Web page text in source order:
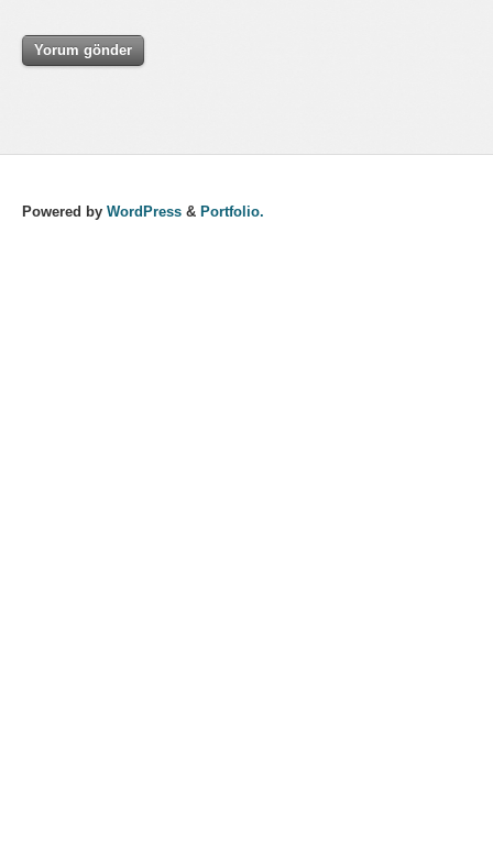
Powered by WordPress & Portfolio.